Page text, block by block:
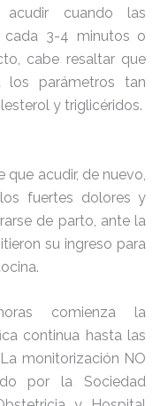
cuando las
cada 3-4 minutos o
cabe resaltar que
los parámetros tan
y triglicéridos.
que acudir, de nuevo,
fuertes dolores y
de parto, ante la
su ingreso para
comienza la
continua hasta las
monitorización NO
por la Sociedad